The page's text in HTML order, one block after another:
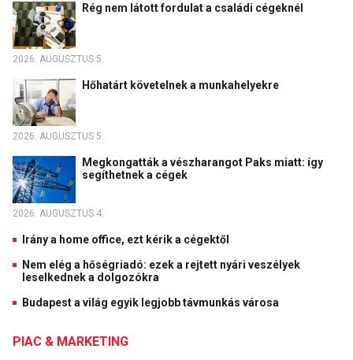
Rég nem látott fordulat a családi cégeknél
2026. AUGUSZTUS 5.
Hőhatárt követelnek a munkahelyekre
2026. AUGUSZTUS 5.
Megkongatták a vészharangot Paks miatt: így
segíthetnek a cégek
2026. AUGUSZTUS 4.
Irány a home office, ezt kérik a cégektől
Nem elég a hőségriadó: ezek a rejtett nyári veszélyek
leselkednek a dolgozókra
Budapest a világ egyik legjobb távmunkás városa
PIAC & MARKETING